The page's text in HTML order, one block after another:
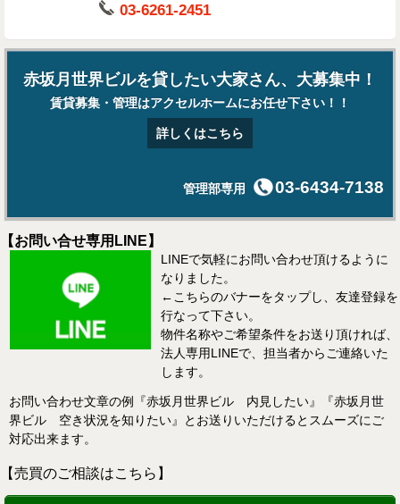
03-6261-2451
赤坂月世界ビルを貸したい大家さん、大募集中！
賃貸募集・管理はアクセルホームにお任せ下さい！！
詳しくはこちら
管理部専用 03-6434-7138
【お問い合せ専用LINE】
LINEで気軽にお問い合わせ頂けるように
なりました。
←こちらのバナーをタップし、友達登録を
行なって下さい。
物件名称やご希望条件をお送り頂ければ、
法人専用LINEで、担当者からご連絡いた
します。
お問い合わせ文章の例『赤坂月世界ビル 内見したい』『赤坂月世
界ビル 空き状況を知りたい』とお送りいただけるとスムーズにご
対応出来ます。
【売買のご相談はこちら】